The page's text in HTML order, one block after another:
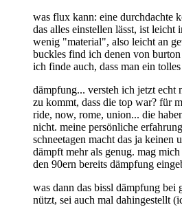
was flux kann: eine durchdachte
das alles einstellen lässt, ist leicht
wenig "material", also leicht an
buckles find ich denen von
ich finde auch, dass man ein
dämpfung... versteh ich jetzt echt
zu kommt, dass die top war? für
ride, now, rome, union... die
nicht. meine persönliche
schneetagen macht das ja keinen
dämpft mehr als genug. mag
den 90ern bereits dämpfung
was dann das bissl dämpfung bei
nützt, sei auch mal dahingestellt